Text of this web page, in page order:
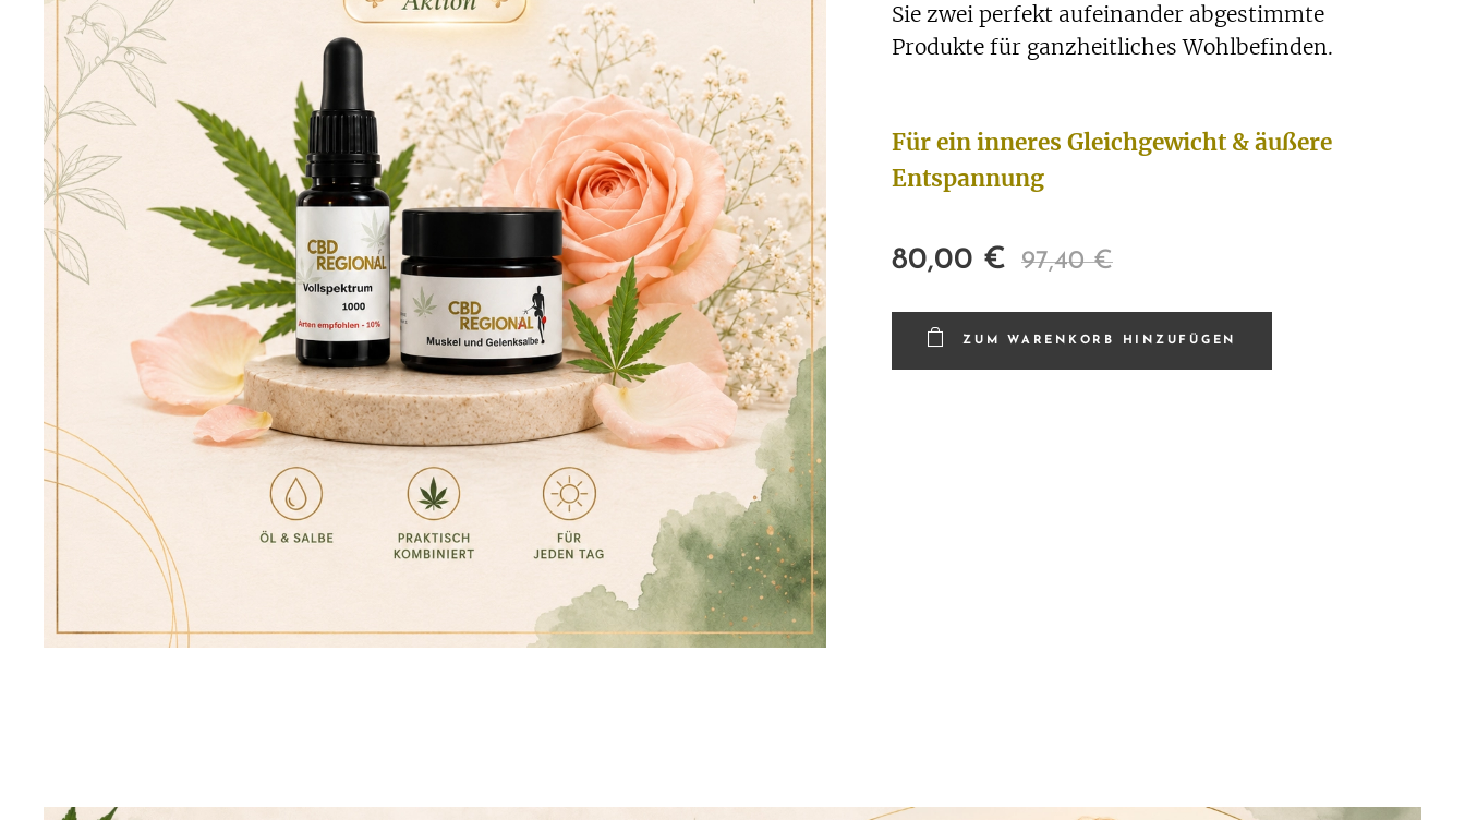
Siezwei perfekt aufeinander abgestimmte
Produkte für ganzheitliches Wohlbefinden.
Für ein inneres Gleichgewicht & äußere
Entspannung
80,00 € 97,40€
ZUM WARENKORB HINZUFÜGEN